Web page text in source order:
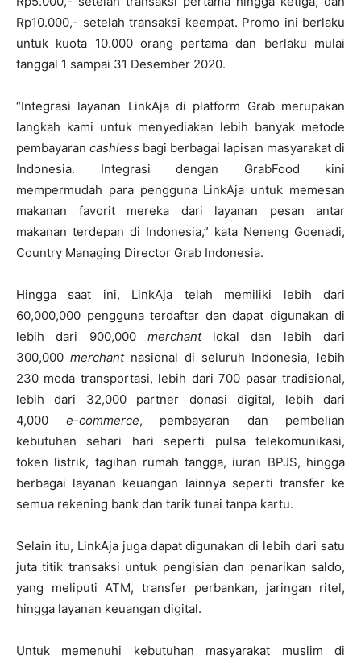
Rp10.000,- setelah transaksi keempat. Promo ini berlaku
untuk kuota 10.000 orang pertama dan berlaku mulai
tanggal 1 sampai 31 Desember 2020.
“Integrasi layanan LinkAja di platform Grab merupakan
langkah kami untuk menyediakan lebih banyak metode
pembayaran cashless bagi berbagai lapisan masyarakat di
Indonesia. Integrasi dengan GrabFood kini
mempermudah para pengguna LinkAja untuk memesan
makanan favorit mereka dari layanan pesan antar
makanan terdepan di Indonesia,” kata Neneng Goenadi,
Country Managing Director Grab Indonesia.
Hingga saat ini, LinkAja telah memiliki lebih dari
60,000,000 pengguna terdaftar dan dapat digunakan di
lebih dari 900,000 merchantlokal dan lebih dari
300,000 merchant nasional di seluruh Indonesia, lebih
230 moda transportasi, lebih dari 700 pasar tradisional,
lebih dari 32,000 partner donasi digital, lebih dari
4,000 e-commerce, pembayaran dan pembelian
kebutuhan sehari hari seperti pulsa telekomunikasi,
token listrik, tagihan rumah tangga, iuran BPJS, hingga
berbagai layanan keuangan lainnya seperti transfer ke
semua rekening bank dan tarik tunai tanpa kartu.
Selain itu, LinkAja juga dapat digunakan di lebih dari satu
juta titik transaksi untuk pengisian dan penarikan saldo,
yang meliputi ATM, transfer perbankan, jaringan ritel,
hingga layanan keuangan digital.
Untuk memenuhi kebutuhan masyarakat muslim di